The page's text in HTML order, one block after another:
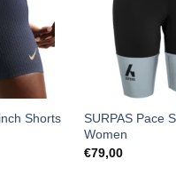
Shorts
SURPAS Pace
Women
€79,00